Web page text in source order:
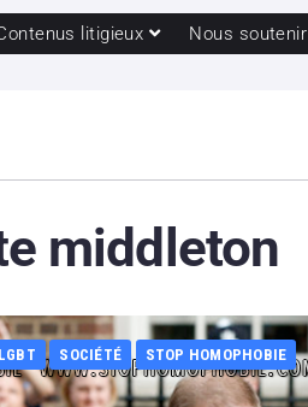
litigieux Nous soutenir
middleton
SOCIÉTÉ STOP HOMOPHOBIE